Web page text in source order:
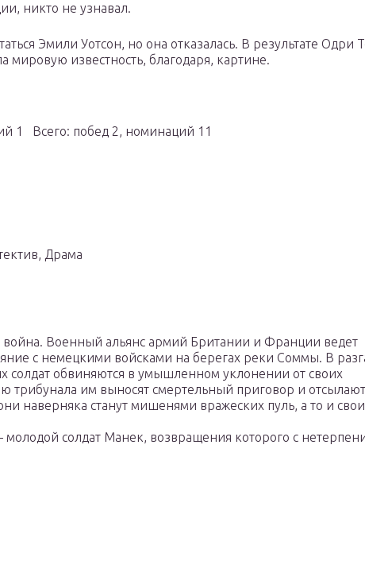
никто не узнавал.
Эмили Уотсон, но она отказалась. В результате Одри
мировую известность, благодаря, картине.
1 Всего: побед 2, номинаций 11
Драма
война. Военный альянс армий Британии и Франции ведет
с немецкими войсками на берегах реки Соммы. В
солдат обвиняются в умышленном уклонении от своих
трибунала им выносят смертельный приговор и
наверняка станут мишенями вражеских пуль, а то и
солдат Манек, возвращения которого с